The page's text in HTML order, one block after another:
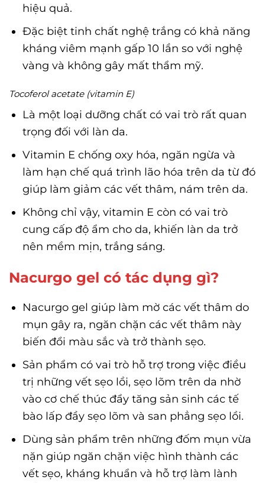
hiệu quả.
Đặc biệt tinh chất nghệ trắng có khả năng
kháng viêm mạnh gấp 10 lần so với nghệ
vàng và không gây mất thẩm mỹ.
Tocoferol acetate (vitamin E)
Là một loại dưỡng chất có vai trò rất quan
trọng đối với làn da.
Vitamin E chống oxy hóa, ngăn ngừa và
làm hạn chế quá trình lão hóa trên da từ đó
giúp làm giảm các vết thâm, nám trên da.
Không chỉ vậy, vitamin E còn có vai trò
cung cấp độ ẩm cho da, khiến làn da trở
nên mềm mịn, trắng sáng.
Nacurgo gel có tác dụng gì?
Nacurgo gel giúp làm mờ các vết thâm do
mụn gây ra, ngăn chặn các vết thâm này
biến đổi màu sắc và trở thành sẹo.
Sản phẩm có vai trò hỗ trợ trong việc điều
trị những vết sẹo lồi, sẹo lõm trên da nhờ
vào cơ chế thúc đẩy tăng sản sinh các tế
bào lấp đầy sẹo lõm và san phẳng sẹo lồi.
Dùng sản phẩm trên những đốm mụn vừa
nặn giúp ngăn chặn việc hình thành các
vết sẹo, kháng khuẩn và hỗ trợ làm lành